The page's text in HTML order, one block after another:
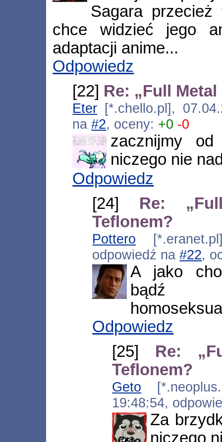
Sagara przecież
chce widzieć jego
adaptacji anime...
Odpowiedz
[22] Re: „Full
Eter [*.chello.pl],
na#2, oceny: +0 -0
zacznijmy
niczego nie
Odpowiedz
[24] Re:
Teflonem?
Pottero
odpowiedź na#22,
A jako
bądź
Odpowiedz
[25] Re:
Teflonem?
Geto
19:48:54,
Za
niczego